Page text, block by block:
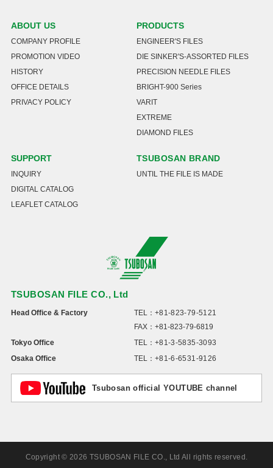
TSUBOSAN FILE CO., Ltd
Head Office & Factory TEL： +81-823-79-5121
FAX：+81-823-79-6819
Tokyo Office
TEL： +81-3-5835-3093
Osaka Office
TEL： +81-6-6531-9126
Tsubosan official YOUTUBE channel
ABOUT US
COMPANY PROFILE
PROMOTION VIDEO
HISTORY
OFFICE DETAILS
PRIVACY POLICY
PRODUCTS
ENGINEER'S FILES
DIE SINKER'S-ASSORTED FILES
PRECISION NEEDLE FILES
BRIGHT-900 Series
VARIT
EXTREME
DIAMOND FILES
SUPPORT
INQUIRY
DIGITAL CATALOG
LEAFLET CATALOG
TSUBOSAN BRAND
UNTIL THE FILE IS MADE
Copyright © 2026 TSUBOSAN FILE CO., Ltd All rights reserved.